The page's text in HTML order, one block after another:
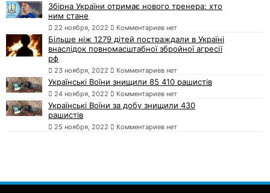
Збірна України отримає нового тренера: хто
ним стане
22 ноября, 2022 Комментариев нет
Більше ніж 1279 дітей постраждали в Україні
внаслідок повномасштабної збройної агресії
рф
23 ноября, 2022 Комментариев нет
Українські Воїни знищили 85 410 рашистів
24 ноября, 2022 Комментариев нет
Українські Воїни за добу знищили 430
рашистів
25 ноября, 2022 Комментариев нет